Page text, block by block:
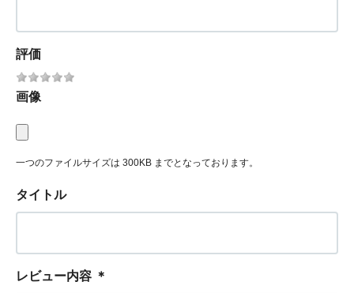
評価
画像
一つのファイルサイズは 300KB までとなっております。
タイトル
レビュー内容 ＊